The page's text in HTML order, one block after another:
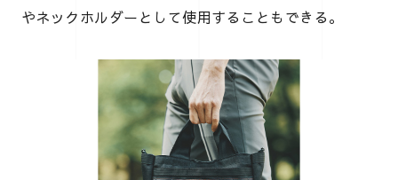
やネックホルダーとして使用することもできる。